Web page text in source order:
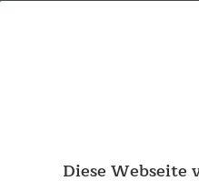
Diese Webseite